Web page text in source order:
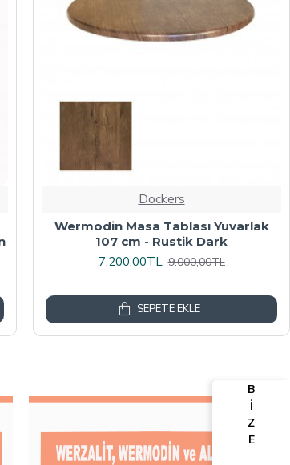
-20 %
Dockers
Werzalit, Allzalit veya Wermodin
Masa Tablası 70X120 - Afyon Mermer
6.080,00TL 7.600,00TL
SEPETE EKLE
B
İ
Z
E